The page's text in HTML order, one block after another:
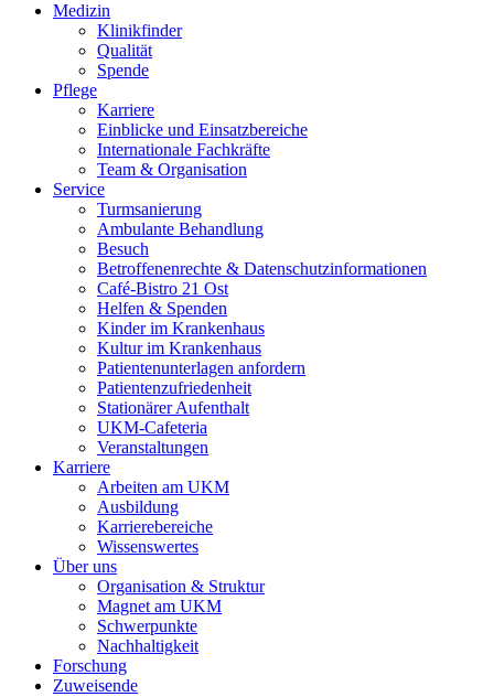
Medizin
Klinikfinder
Qualität
Spende
Pflege
Karriere
Einblicke und Einsatzbereiche
Internationale Fachkräfte
Team & Organisation
Service
Turmsanierung
Ambulante Behandlung
Besuch
Betroffenenrechte & Datenschutzinformationen
Café-Bistro 21 Ost
Helfen & Spenden
Kinder im Krankenhaus
Kultur im Krankenhaus
Patientenunterlagen anfordern
Patientenzufriedenheit
Stationärer Aufenthalt
UKM-Cafeteria
Veranstaltungen
Karriere
Arbeiten am UKM
Ausbildung
Karrierebereiche
Wissenswertes
Über uns
Organisation & Struktur
Magnet am UKM
Schwerpunkte
Nachhaltigkeit
Forschung
Zuweisende